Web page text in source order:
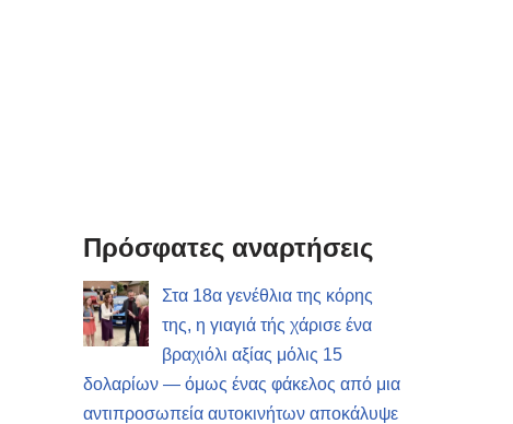
Πρόσφατες αναρτήσεις
Στα 18α γενέθλια της κόρης
της, η γιαγιά τής χάρισε ένα
βραχιόλι αξίας μόλις 15
δολαρίων — όμως ένας φάκελος από μια
αντιπροσωπεία αυτοκινήτων αποκάλυψε